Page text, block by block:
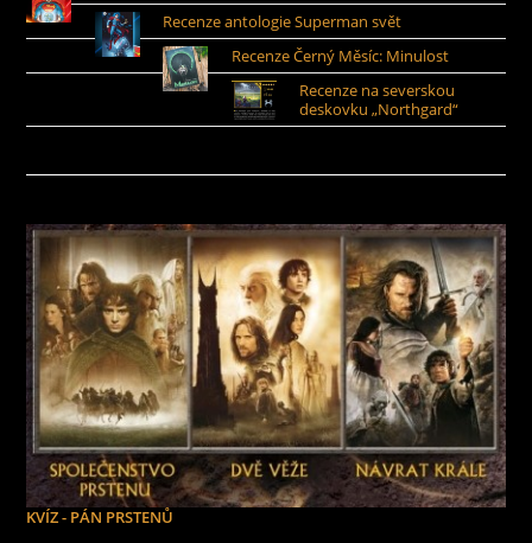
Recenze antologie Superman svět
Recenze Černý Měsíc: Minulost
Recenze na severskou
deskovku „Northgard“
KVÍZ - PÁN PRSTENŮ